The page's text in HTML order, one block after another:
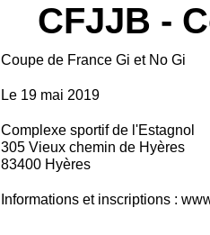
CFJJB -
Coupe de France Gi et No Gi
Le 19 mai 2019
Complexe sportif de l'Estagnol
305 Vieux chemin de Hyères
83400 Hyères
Informations et inscriptions :